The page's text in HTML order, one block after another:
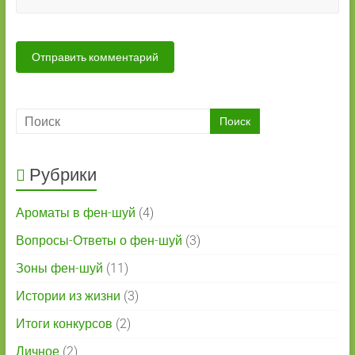
Рубрики
Ароматы в фен-шуй (4)
Вопросы-Ответы о фен-шуй (3)
Зоны фен-шуй (11)
Истории из жизни (3)
Итоги конкурсов (2)
Личное(2)